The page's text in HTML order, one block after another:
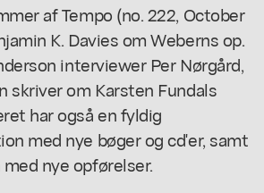
afTempo (no. 222, October
K. Davies om Weberns op.
interviewer Per Nørgård,
skriver om Karsten Fundals
har også en fyldig
med nye bøger og cd'er, samt
nye opførelser.